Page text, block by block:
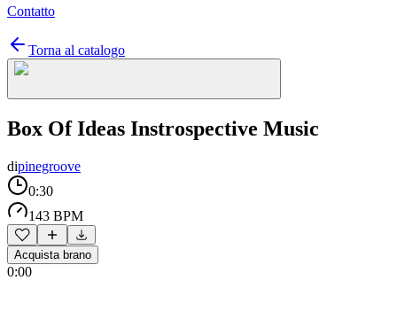
Contatto
Torna al catalogo
Box Of Ideas Instrospective Music
dipinegroove
0:30
143 BPM
Acquista brano
0:00